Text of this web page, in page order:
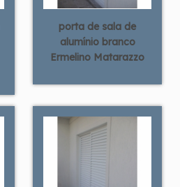
porta de sala de
alumínio branco
Ermelino Matarazzo